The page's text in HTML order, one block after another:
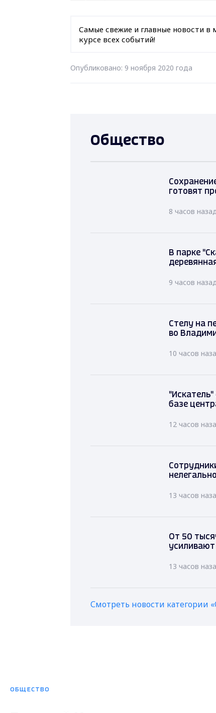
Самые свежие и главные новости в
курсе всех событий!
Опубликовано: 9 ноября 2020 года
Общество
готовят
8 часов
В парке
9 часов
Стелу на
во
10 часов
базе
12 часов
13 часов
От 50
13 часов
Смотреть новости категории
ОБЩЕСТВО